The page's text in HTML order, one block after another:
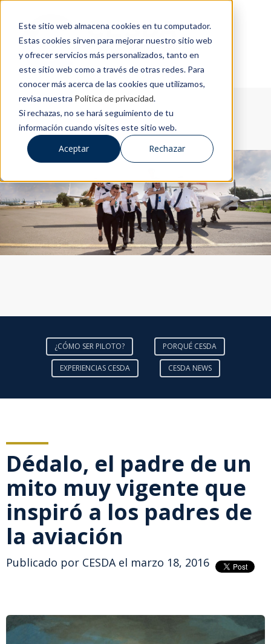
Este sitio web almacena cookies en tu computador.
Estas cookies sirven para mejorar nuestro sitio web
y ofrecer servicios más personalizados, tanto en
este sitio web como a través de otras redes. Para
conocer más acerca de las cookies que utilizamos,
revisa nuestra Política de privacidad.
Si rechazas, no se hará seguimiento de tu
información cuando visites este sitio web.
Aceptar Rechazar
¿CÓMO SER PILOTO? PORQUÉ CESDA
EXPERIENCIAS CESDA CESDA NEWS
Dédalo, el padre de un
mito muy vigente que
inspiró a los padres de
la aviación
Publicado por CESDAel marzo 18, 2016